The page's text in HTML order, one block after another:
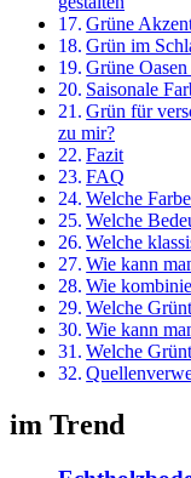
Grüne
Grün im
Grüne
Saisonale
Grün für
zu mir?
Fazit
FAQ
Welche
Welche
Welche
Wie kann
Wie
Welche
Wie kann
Welche
im Trend